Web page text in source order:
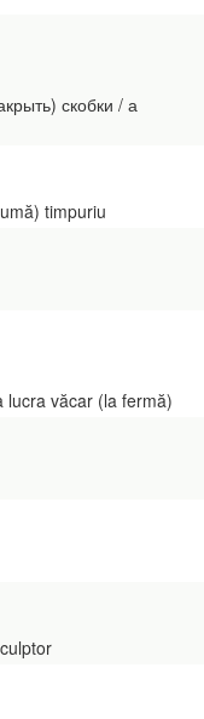
скобки / а
timpuriu
lucra văcar (la fermă)